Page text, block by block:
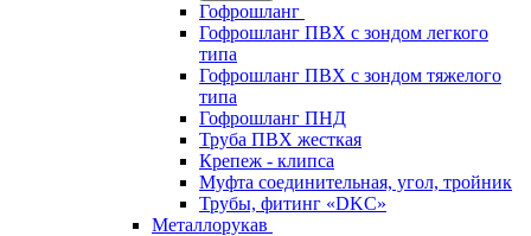
Гофрошланг
Гофрошланг ПВХ с зондом легкого
типа
Гофрошланг ПВХ с зондом тяжелого
типа
Гофрошланг ПНД
Труба ПВХ жесткая
Крепеж - клипса
Муфта соединительная, угол, тройник
Трубы, фитинг «DKC»
Металлорукав